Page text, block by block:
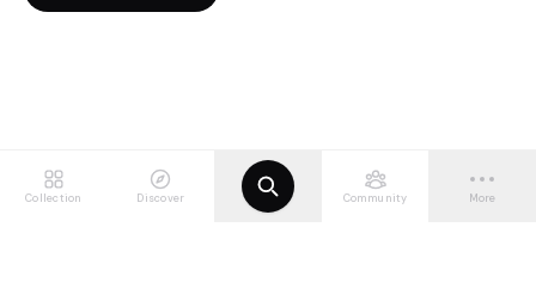
Collection Discover Community More